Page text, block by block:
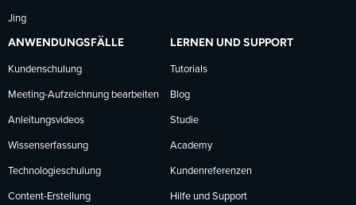
Jing
ANWENDUNGSFÄLLE
Kundenschulung
Meeting-Aufzeichnung bearbeiten
Anleitungsvideos
Wissenserfassung
Technologieschulung
Content-Erstellung
LERNEN UND SUPPORT
Tutorials
Blog
Studie
Academy
Kundenreferenzen
Hilfe und Support